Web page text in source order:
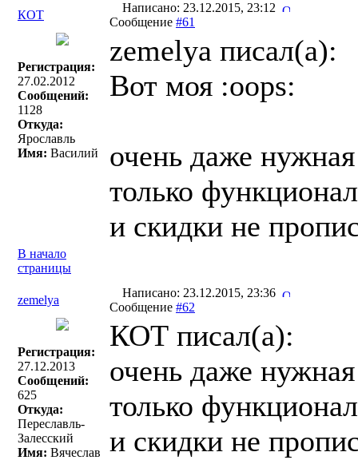
КОТ
Написано: 23.12.2015, 23:12
Сообщение #61
Регистрация:
27.02.2012
Сообщений:
1128
Откуда:
Ярославль
Имя: Василий
zemelya писал(a):
Вот моя :oops:
очень даже
только
и скидки не
В начало
страницы
zemelya
Написано: 23.12.2015, 23:36
Сообщение #62
Регистрация:
27.12.2013
Сообщений:
625
Откуда:
Переславль-
Залесский
Имя: Вячеслав
КОТ писал(a):
очень даже
только
и скидки не